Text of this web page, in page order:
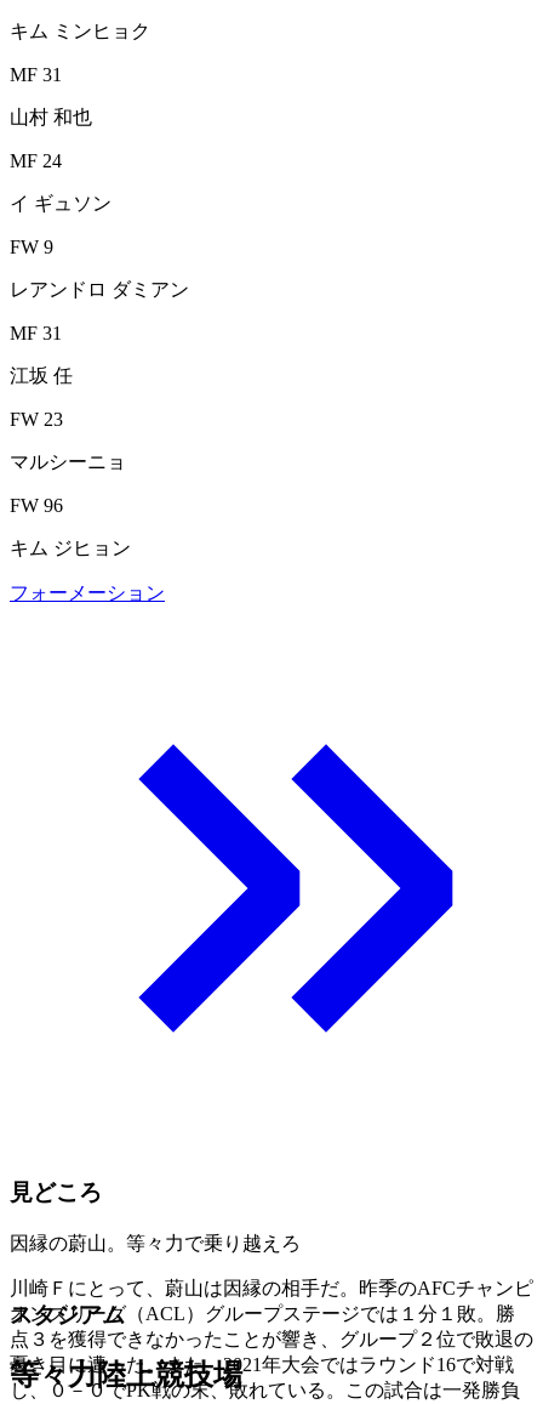
キム ミンヒョク
MF 31
山村 和也
MF 24
イ ギュソン
FW 9
レアンドロ ダミアン
MF 31
江坂 任
FW 23
マルシーニョ
FW 96
キム ジヒョン
フォーメーション
見どころ
因縁の蔚山。等々力で乗り越えろ
川崎Ｆにとって、蔚山は因縁の相手だ。昨季のAFCチャンピ
オンズリーグ（ACL）グループステージでは１分１敗。勝
点３を獲得できなかったことが響き、グループ２位で敗退の
憂き目に遭った。また、2021年大会ではラウンド16で対戦
し、０－０でPK戦の末、敗れている。この試合は一発勝負
スタジアム
等々力陸上競技場